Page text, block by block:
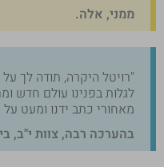
ממני, אלה.
"רויטל היקרה, תודה לך
לגלות בפנינו עולם חדש
מאחורי כתב ידנו ומעט על
בהערכה רבה, צוות י"ב,